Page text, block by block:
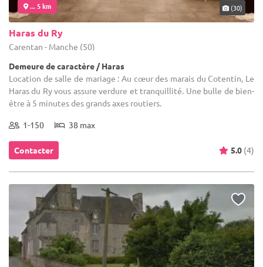
... 5 km (30)
Haras du Ry
Carentan - Manche (50)
Demeure de caractère / Haras
Location de salle de mariage : Au cœur des marais du Cotentin, Le
Haras du Ry vous assure verdure et tranquillité. Une bulle de bien-
être à 5 minutes des grands axes routiers.
1-150 38 max
Contacter 5.0 (4)